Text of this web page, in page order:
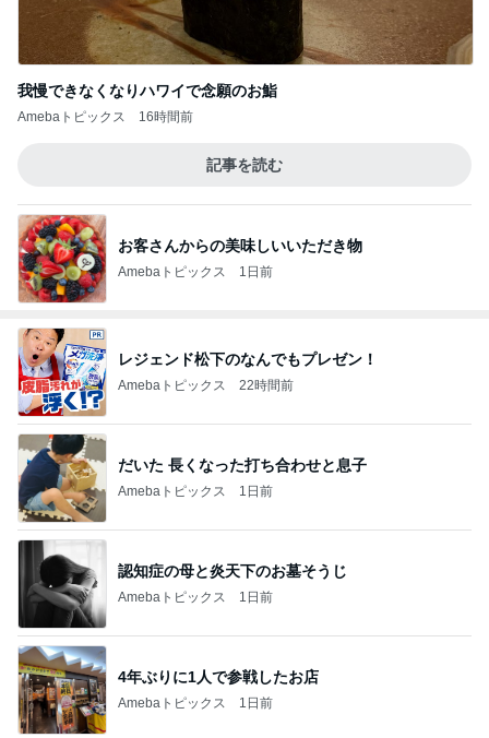
我慢できなくなりハワイで念願のお鮨
Amebaトピックス 16時間前
記事を読む
お客さんからの美味しいいただき物
Amebaトピックス 1日前
レジェンド松下のなんでもプレゼン！
Amebaトピックス 22時間前
だいた 長くなった打ち合わせと息子
Amebaトピックス 1日前
認知症の母と炎天下のお墓そうじ
Amebaトピックス 1日前
4年ぶりに1人で参戦したお店
Amebaトピックス 1日前